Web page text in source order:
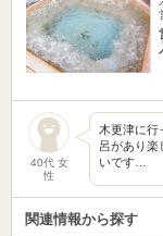
40代 女
性
木更津に行
呂があり楽
いです…
関連情報から探す